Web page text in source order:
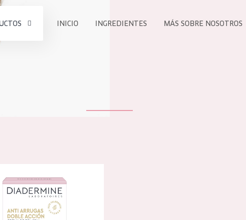
EDAD
Todas las edades
INICIO INGREDIENTES MÁS SOBRE NOSOTROS